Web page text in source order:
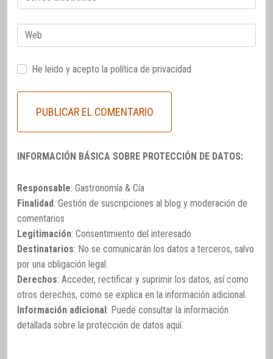
electrónico
Web
He leido y acepto la política de privacidad
INFORMACIÓN BÁSICA SOBRE PROTECCIÓN DE DATOS:
Responsable: Gastronomía & Cía
Finalidad: Gestión de suscripciones al blog y moderación de
comentarios
Legitimación: Consentimiento del interesado
Destinatarios: No se comunicarán los datos a terceros, salvo
por una obligación legal.
Derechos: Acceder, rectificar y suprimir los datos, así como
otros derechos, como se explica en la información adicional.
Información adicional: Puede consultar la información
detallada sobre la protección de datos aquí.